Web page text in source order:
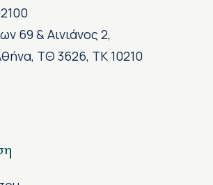
69 & Αινιάνος 2,
ΤΘ 3626, ΤΚ 10210